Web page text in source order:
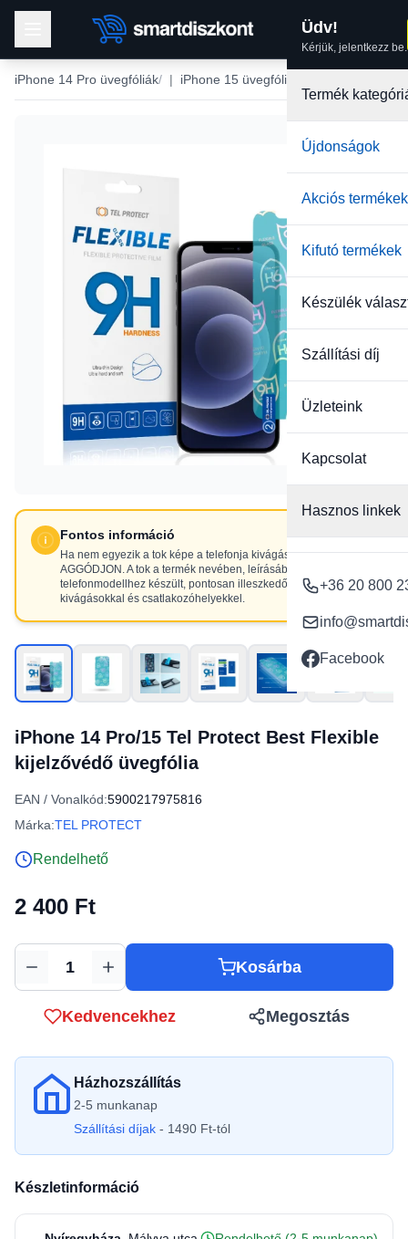
Üdv!
Kérjük, jelentkezz be.
Termék
Újdonságok
Akciós termékek
Kifutó termékek
Készülék
Szállítási díj
Üzleteink
Kapcsolat
Hasznos linkek
+36 20 800
Facebook
iPhone 14 Pro üvegfóliák | iPhone 15 üvegfólia
Fontos információ
Ha nem egyezik a tok képe a telefonja kivágásaival, NE
AGGÓDJON. A tok a termék nevében, leírásában szereplő
telefonmodellhez készült, pontosan illeszkedő
kivágásokkal és csatlakozóhelyekkel.
iPhone 14 Pro/15 Tel Protect Best Flexible
kijelzővédő üvegfólia
EAN / Vonalkód:5900217975816
Márka:TEL PROTECT
Rendelhető
2 400 Ft
Mennyiség Kosárba
Kedvencekhez Megosztás
Házhozszállítás
2-5 munkanap
Szállítási díjak - 1490 Ft-tól
Készletinformáció